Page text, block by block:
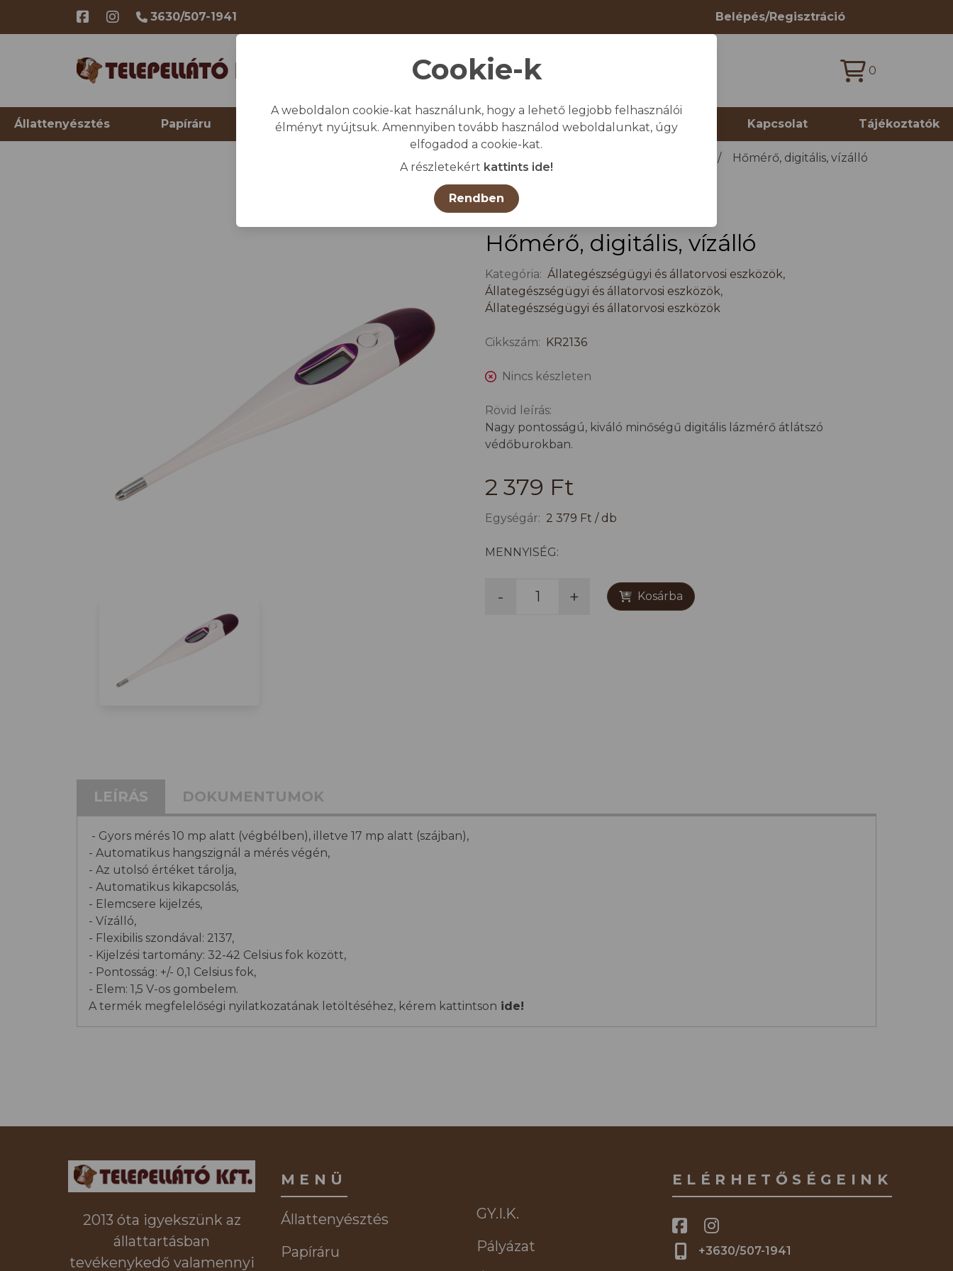
3630/507-1941 Belépés/Regisztráció
0
Állattenyésztés Papíráru Telep higiénia Védő-és munkaruházat Egyéb termékek Kapcsolat Tájékoztatók
/ Hőmérő, digitális, vízálló
Hőmérő, digitális, vízálló
Kategória: Állategészségügyi és állatorvosi eszközök,
Állategészségügyi és állatorvosi eszközök,
Állategészségügyi és állatorvosi eszközök
Cikkszám: KR2136
Nincs készleten
Rövid leírás:
Nagy pontosságú, kiváló minőségű digitális lázmérő átlátszó
védőburokban.
2 379 Ft
Egységár: 2 379 Ft / db
MENNYISÉG:
- + Kosárba
LEÍRÁS DOKUMENTUMOK
- Gyors mérés 10 mp alatt (végbélben), illetve 17 mp alatt (szájban),
- Automatikus hangszignál a mérés végén,
- Az utolsó értéket tárolja,
- Automatikus kikapcsolás,
- Elemcsere kijelzés,
- Vízálló,
- Flexibilis szondával: 2137,
- Kijelzési tartomány: 32-42 Celsius fok között,
- Pontosság: +/- 0,1 Celsius fok,
- Elem: 1,5 V-os gombelem.
A termék megfelelőségi nyilatkozatának letöltéséhez, kérem kattintson ide!
2013 óta igyekszünk az
állattartásban
tevékenykedő valamennyi
MENÜ
Állattenyésztés
Papíráru
GY.I.K.
Pályázat
ELÉRHETŐSÉGEINK
+3630/507-1941
Cookie-k
A weboldalon cookie-kat használunk, hogy a lehető legjobb felhasználói
élményt nyújtsuk. Amennyiben tovább használod weboldalunkat, úgy
elfogadod a cookie-kat.
A részletekért kattints ide!
Rendben